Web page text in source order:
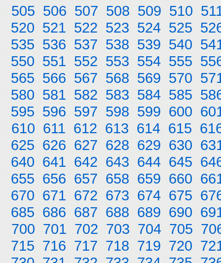
505 506 507 508 509 510
520 521 522 523 524 525
535 536 537 538 539 540
550 551 552 553 554 555
565 566 567 568 569 570
580 581 582 583 584 585
595 596 597 598 599 600
610 611 612 613 614 615
625 626 627 628 629 630
640 641 642 643 644 645
655 656 657 658 659 660
670 671 672 673 674 675
685 686 687 688 689 690
700 701 702 703 704 705
715 716 717 718 719 720